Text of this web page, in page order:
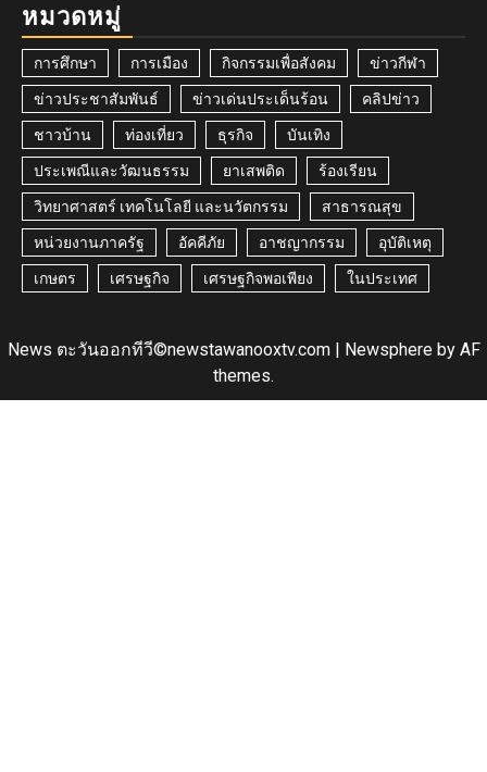
หมวดหมู่
การศึกษา การเมือง กิจกรรมเพื่อสังคม ข่าวกีฬา
ข่าวประชาสัมพันธ์ ข่าวเด่นประเด็นร้อน คลิปข่าว
ชาวบ้าน ท่องเที่ยว ธุรกิจ บันเทิง
ประเพณีและวัฒนธรรม ยาเสพติด ร้องเรียน
วิทยาศาสตร์ เทคโนโลยี และนวัตกรรม สาธารณสุข
หน่วยงานภาครัฐ อัคคีภัย อาชญากรรม อุบัติเหตุ
เกษตร เศรษฐกิจ เศรษฐกิจพอเพียง ในประเทศ
News ตะวันออกทีวี©newstawanooxtv.com | Newsphereby AF
themes.